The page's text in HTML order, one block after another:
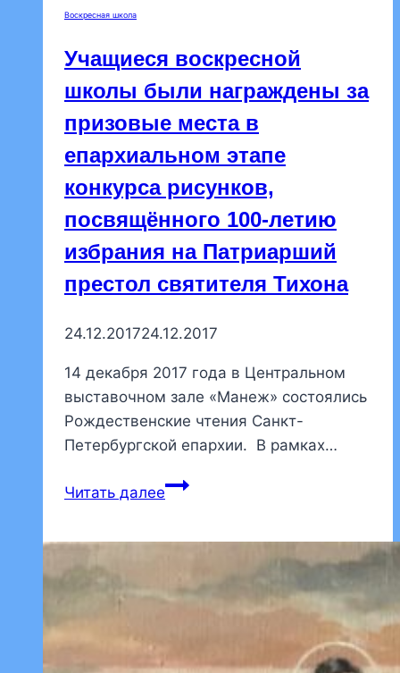
Воскресная школа
Учащиеся воскресной
школы были награждены за
призовые места в
епархиальном этапе
конкурса рисунков,
посвящённого 100-летию
избрания на Патриарший
престол святителя Тихона
24.12.201724.12.2017
14 декабря 2017 года в Центральном
выставочном зале «Манеж» состоялись
Рождественские чтения Санкт-
Петербургской епархии. В рамках…
Читать далееУчащиеся
за